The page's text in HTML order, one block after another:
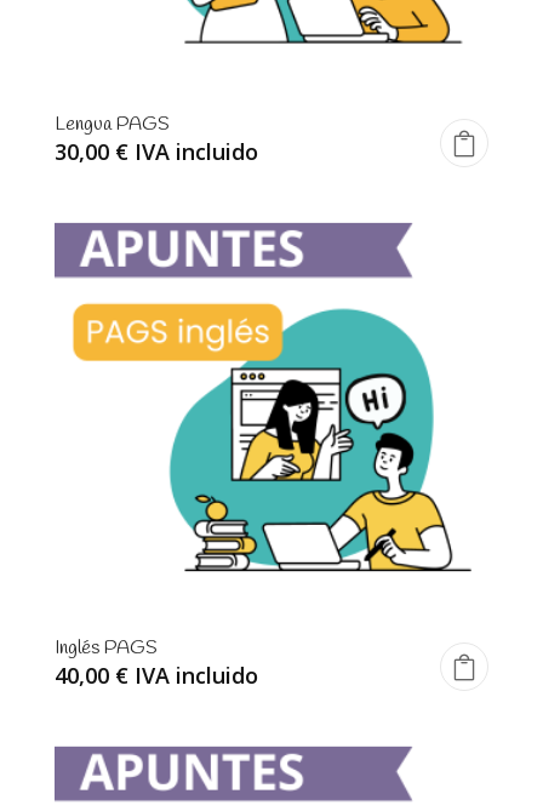
Lengua PAGS
30,00 € IVA incluido
Inglés PAGS
40,00 € IVA incluido